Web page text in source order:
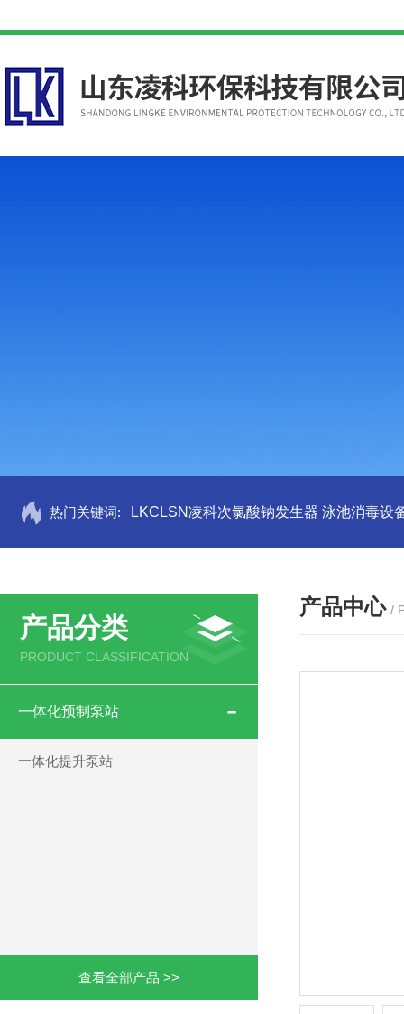
热门关键词: LKCLSN凌科次氯酸钠发生器 泳池消毒设
产品分类
PRODUCT CLASSIFICATION
一体化预制泵站
一体化提升泵站
查看全部产品 >>
产品中心 /